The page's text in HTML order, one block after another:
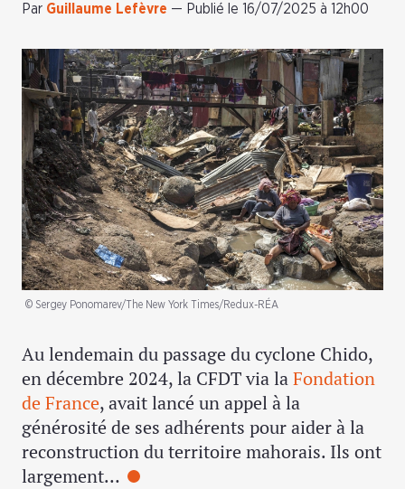
Par Guillaume Lefèvre — Publié le 16/07/2025 à 12h00
© Sergey Ponomarev/The New York Times/Redux-RÉA
Au lendemain du passage du cyclone Chido,
en décembre 2024, la CFDT via laFondation
de France, avait lancé un appel à la
générosité de ses adhérents pour aider à la
reconstruction du territoire mahorais. Ils ont
largement…